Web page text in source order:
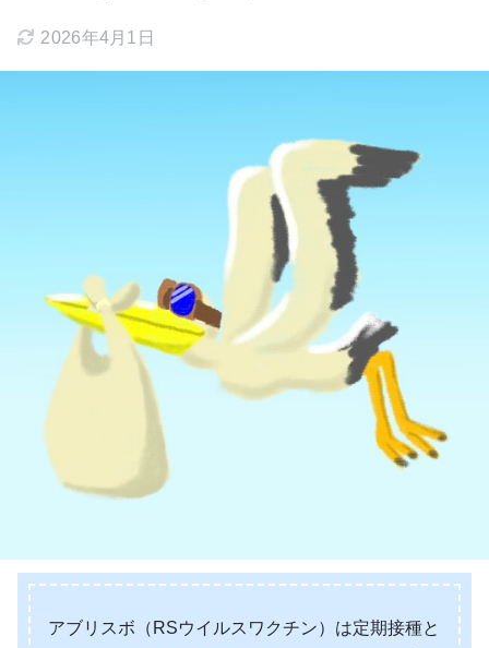
2026年4月1日
アブリスボ（RSウイルスワクチン）は定期接種と